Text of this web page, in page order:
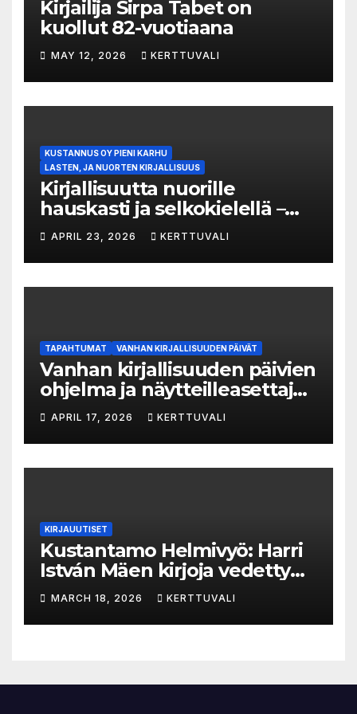
Kirjailija Sirpa Tabet on
kuollut 82-vuotiaana
MAY 12, 2026 KERTTUVALI
KUSTANNUS OY PIENI KARHU
LASTEN, JA NUORTEN KIRJALLISUUS
Kirjallisuutta nuorille
hauskasti ja selkokielellä –
Luka-sarjasta viides osa
APRIL 23, 2026 KERTTUVALI
TAPAHTUMAT VANHAN KIRJALLISUUDEN PÄIVÄT
Vanhan kirjallisuuden päivien
ohjelma ja näytteilleasettajat
julkistettu
APRIL 17, 2026 KERTTUVALI
KIRJAUUTISET
Kustantamo Helmivyö: Harri
István Mäen kirjoja vedetty
myynnistä
MARCH 18, 2026 KERTTUVALI